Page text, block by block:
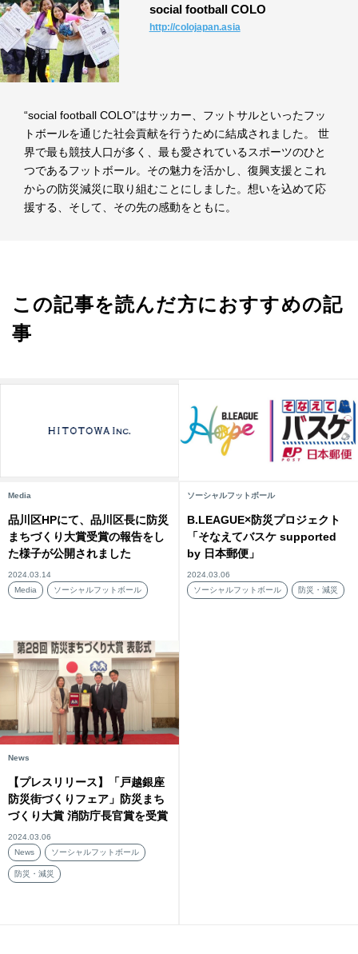
social football COLO
http://colojapan.asia
“social football COLO”はサッカー、フットサルといったフッ
トボールを通じた社会貢献を行うために結成されました。 世
界で最も競技人口が多く、最も愛されているスポーツのひと
つであるフットボール。その魅力を活かし、復興支援とこれ
からの防災減災に取り組むことにしました。想いを込めて応
援する、そして、その先の感動をともに。
この記事を読んだ方におすすめの記
事
Media
品川区HPにて、品川区長に防災
まちづくり大賞受賞の報告をし
た様子が公開されました
2024.03.14
Media
ソーシャルフットボール
ソーシャルフットボール
B.LEAGUE×防災プロジェクト
「そなえてバスケ supported
by 日本郵便」
2024.03.06
ソーシャルフットボール
防災・減災
News
【プレスリリース】「戸越銀座
防災街づくりフェア」防災まち
づくり大賞 消防庁長官賞を受賞
2024.03.06
News
ソーシャルフットボール
防災・減災